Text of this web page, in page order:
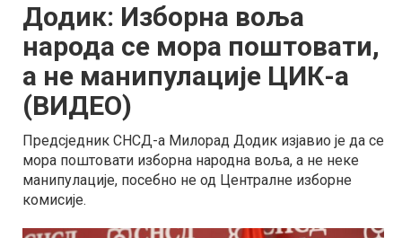
Додик: Изборна воља
народа се мора поштовати,
а не манипулације ЦИК-а
(ВИДЕО)
Предсједник СНСД-а Милорад Додик изјавио је да се
мора поштовати изборна народна воља, а не неке
манипулације, посебно не од Централне изборне
комисије.